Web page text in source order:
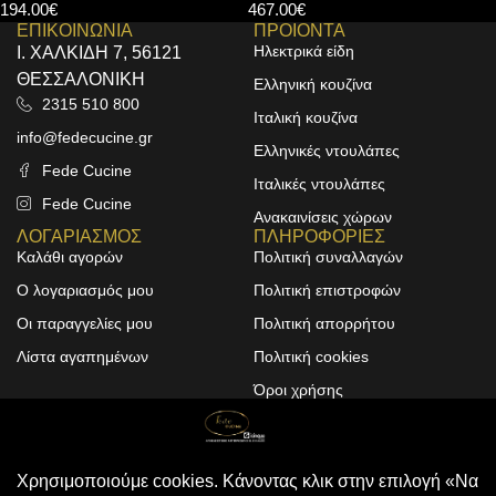
ΕΠΙΚΟΙΝΩΝΙΑ
Ι. ΧΑΛΚΙΔΗ 7, 56121
ΘΕΣΣΑΛΟΝΙΚΗ
2315 510 800
info@fedecucine.gr
Fede Cucine
Fede Cucine
ΠΡΟΙΟΝΤΑ
Ηλεκτρικά είδη
Ελληνική κουζίνα
Ιταλική κουζίνα
Ελληνικές ντουλάπες
Ιταλικές ντουλάπες
Ανακαινίσεις χώρων
ΛΟΓΑΡΙΑΣΜΟΣ
Καλάθι αγορών
Ο λογαριασμός μου
Οι παραγγελίες μου
Λίστα αγαπημένων
ΠΛΗΡΟΦΟΡΙΕΣ
Πολιτική συναλλαγών
Πολιτική επιστροφών
Πολιτική απορρήτου
Πολιτική cookies
Όροι χρήσης
Design & Development by
ALPHA DESIGNERS